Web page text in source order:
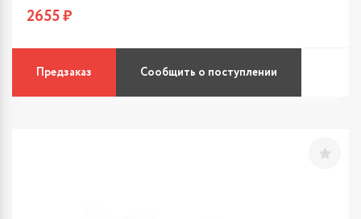
2655 ₽
Предзаказ Сообщить о поступлении